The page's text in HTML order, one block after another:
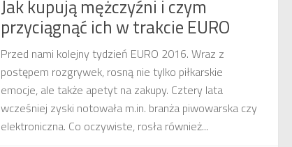
Jak kupują mężczyźni i czym
przyciągnąć ich w trakcie EURO
Przed nami kolejny tydzień EURO 2016. Wraz z
postępem rozgrywek, rosną nie tylko piłkarskie
emocje, ale także apetyt na zakupy. Cztery lata
wcześniej zyski notowała m.in. branża piwowarska czy
elektroniczna. Co oczywiste, rosła również...